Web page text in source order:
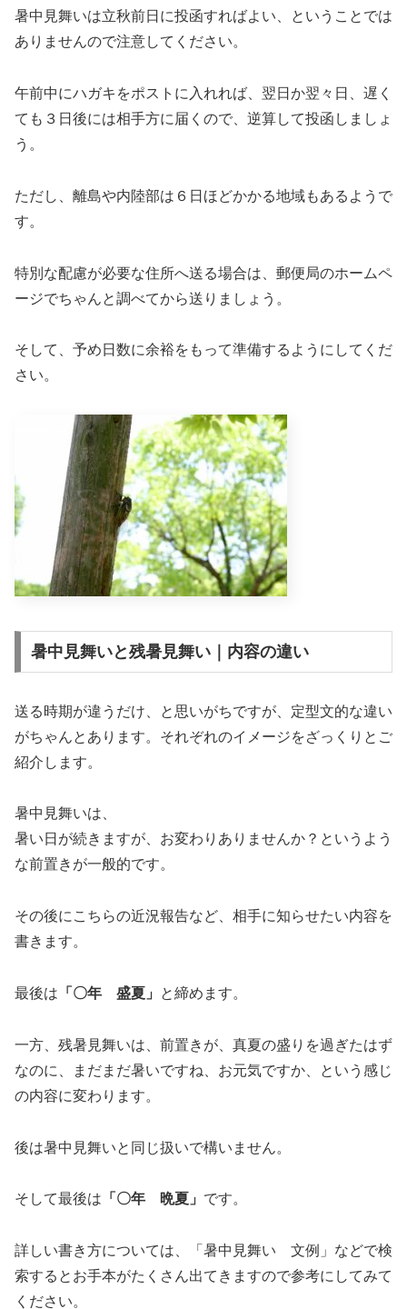
暑中見舞いは立秋前日に投函すればよい、ということでは
ありませんので注意してください。
午前中にハガキをポストに入れれば、翌日か翌々日、遅く
ても３日後には相手方に届くので、逆算して投函しましょ
う。
ただし、離島や内陸部は６日ほどかかる地域もあるようで
す。
特別な配慮が必要な住所へ送る場合は、郵便局のホームペ
ージでちゃんと調べてから送りましょう。
そして、予め日数に余裕をもって準備するようにしてくだ
さい。
暑中見舞いと残暑見舞い｜内容の違い
送る時期が違うだけ、と思いがちですが、定型文的な違い
がちゃんとあります。それぞれのイメージをざっくりとご
紹介します。
暑中見舞いは、
暑い日が続きますが、お変わりありませんか？というよう
な前置きが一般的です。
その後にこちらの近況報告など、相手に知らせたい内容を
書きます。
最後は 「〇年 盛夏」 と締めます。
一方、残暑見舞いは、前置きが、真夏の盛りを過ぎたはず
なのに、まだまだ暑いですね、お元気ですか、という感じ
の内容に変わります。
後は暑中見舞いと同じ扱いで構いません。
そして最後は 「〇年 晩夏」 です。
詳しい書き方については、「暑中見舞い 文例」などで検
索するとお手本がたくさん出てきますので参考にしてみて
ください。